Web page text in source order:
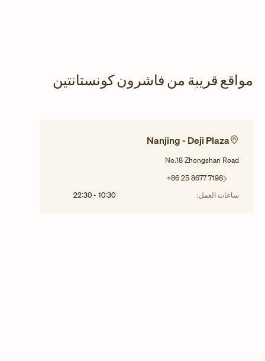
مواقع قريبة من فاشرون كونستانتين
Nanjing - Deji Plaza
No.18 Zhongshan Road
+86 25 8677 7198
ساعات العمل:
10:30
-
22:30